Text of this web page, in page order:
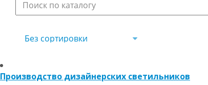
Без сортировки
Производство дизайнерских светильников